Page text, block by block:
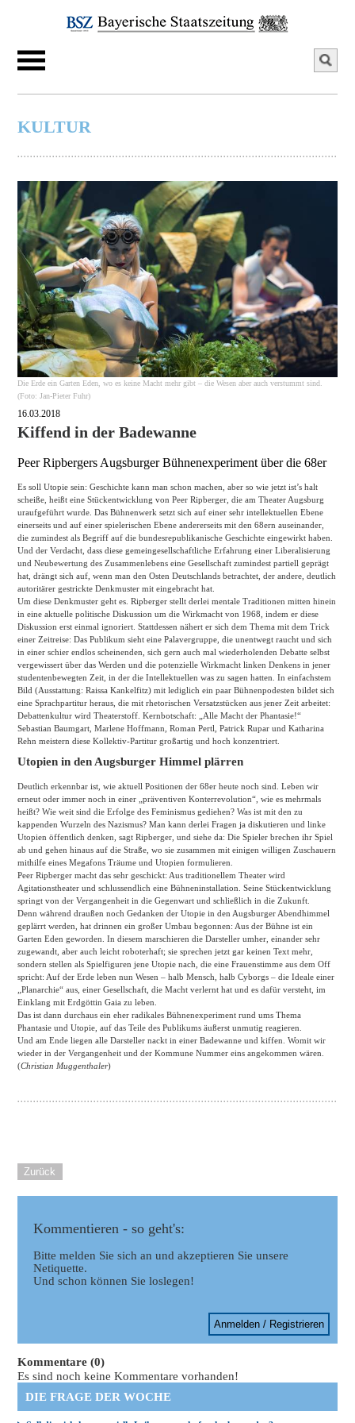
KULTUR
Die Erde ein Garten Eden, wo es keine Macht mehr gibt – die Wesen aber auch verstummt sind.
(Foto: Jan-Pieter Fuhr)
16.03.2018
Kiffend in der Badewanne
Peer Ripbergers Augsburger Bühnenexperiment über die 68er
Es soll Utopie sein: Geschichte kann man schon machen, aber so wie jetzt ist’s halt
scheiße, heißt eine Stückentwicklung von Peer Ripberger, die am Theater Augsburg
uraufgeführt wurde. Das Bühnenwerk setzt sich auf einer sehr intellektuellen Ebene
einerseits und auf einer spielerischen Ebene andererseits mit den 68ern auseinander,
die zumindest als Begriff auf die bundesrepublikanische Geschichte eingewirkt haben.
Und der Verdacht, dass diese gemeingesellschaftliche Erfahrung einer Liberalisierung
und Neubewertung des Zusammenlebens eine Gesellschaft zumindest partiell geprägt
hat, drängt sich auf, wenn man den Osten Deutschlands betrachtet, der andere, deutlich
autoritärer gestrickte Denkmuster mit eingebracht hat.
Um diese Denkmuster geht es. Ripberger stellt derlei mentale Traditionen mitten hinein
in eine aktuelle politische Diskussion um die Wirkmacht von 1968, indem er diese
Diskussion erst einmal ignoriert. Stattdessen nähert er sich dem Thema mit dem Trick
einer Zeitreise: Das Publikum sieht eine Palavergruppe, die unentwegt raucht und sich
in einer schier endlos scheinenden, sich gern auch mal wiederholenden Debatte selbst
vergewissert über das Werden und die potenzielle Wirkmacht linken Denkens in jener
studentenbewegten Zeit, in der die Intellektuellen was zu sagen hatten. In einfachstem
Bild (Ausstattung: Raissa Kankelfitz) mit lediglich ein paar Bühnenpodesten bildet sich
eine Sprachpartitur heraus, die mit rhetorischen Versatzstücken aus jener Zeit arbeitet:
Debattenkultur wird Theaterstoff. Kernbotschaft: „Alle Macht der Phantasie!“
Sebastian Baumgart, Marlene Hoffmann, Roman Pertl, Patrick Rupar und Katharina
Rehn meistern diese Kollektiv-Partitur großartig und hoch konzentriert.
Utopien in den Augsburger Himmel plärren
Deutlich erkennbar ist, wie aktuell Positionen der 68er heute noch sind. Leben wir
erneut oder immer noch in einer „präventiven Konterrevolution“, wie es mehrmals
heißt? Wie weit sind die Erfolge des Feminismus gediehen? Was ist mit den zu
kappenden Wurzeln des Nazismus? Man kann derlei Fragen ja diskutieren und linke
Utopien öffentlich denken, sagt Ripberger, und siehe da: Die Spieler brechen ihr Spiel
ab und gehen hinaus auf die Straße, wo sie zusammen mit einigen willigen Zuschauern
mithilfe eines Megafons Träume und Utopien formulieren.
Peer Ripberger macht das sehr geschickt: Aus traditionellem Theater wird
Agitationstheater und schlussendlich eine Bühneninstallation. Seine Stückentwicklung
springt von der Vergangenheit in die Gegenwart und schließlich in die Zukunft.
Denn während draußen noch Gedanken der Utopie in den Augsburger Abendhimmel
geplärrt werden, hat drinnen ein großer Umbau begonnen: Aus der Bühne ist ein
Garten Eden geworden. In diesem marschieren die Darsteller umher, einander sehr
zugewandt, aber auch leicht roboterhaft; sie sprechen jetzt gar keinen Text mehr,
sondern stellen als Spielfiguren jene Utopie nach, die eine Frauenstimme aus dem Off
spricht: Auf der Erde leben nun Wesen – halb Mensch, halb Cyborgs – die Ideale einer
„Planarchie“ aus, einer Gesellschaft, die Macht verlernt hat und es dafür versteht, im
Einklang mit Erdgöttin Gaia zu leben.
Das ist dann durchaus ein eher radikales Bühnenexperiment rund ums Thema
Phantasie und Utopie, auf das Teile des Publikums äußerst unmutig reagieren.
Und am Ende liegen alle Darsteller nackt in einer Badewanne und kiffen. Womit wir
wieder in der Vergangenheit und der Kommune Nummer eins angekommen wären.
(Christian Muggenthaler)
Zurück
Kommentieren - so geht's:
Bitte melden Sie sich an und akzeptieren Sie unsere
Netiquette.
Und schon können Sie loslegen!
Anmelden / Registrieren
Kommentare (0)
Es sind noch keine Kommentare vorhanden!
DIE FRAGE DER WOCHE